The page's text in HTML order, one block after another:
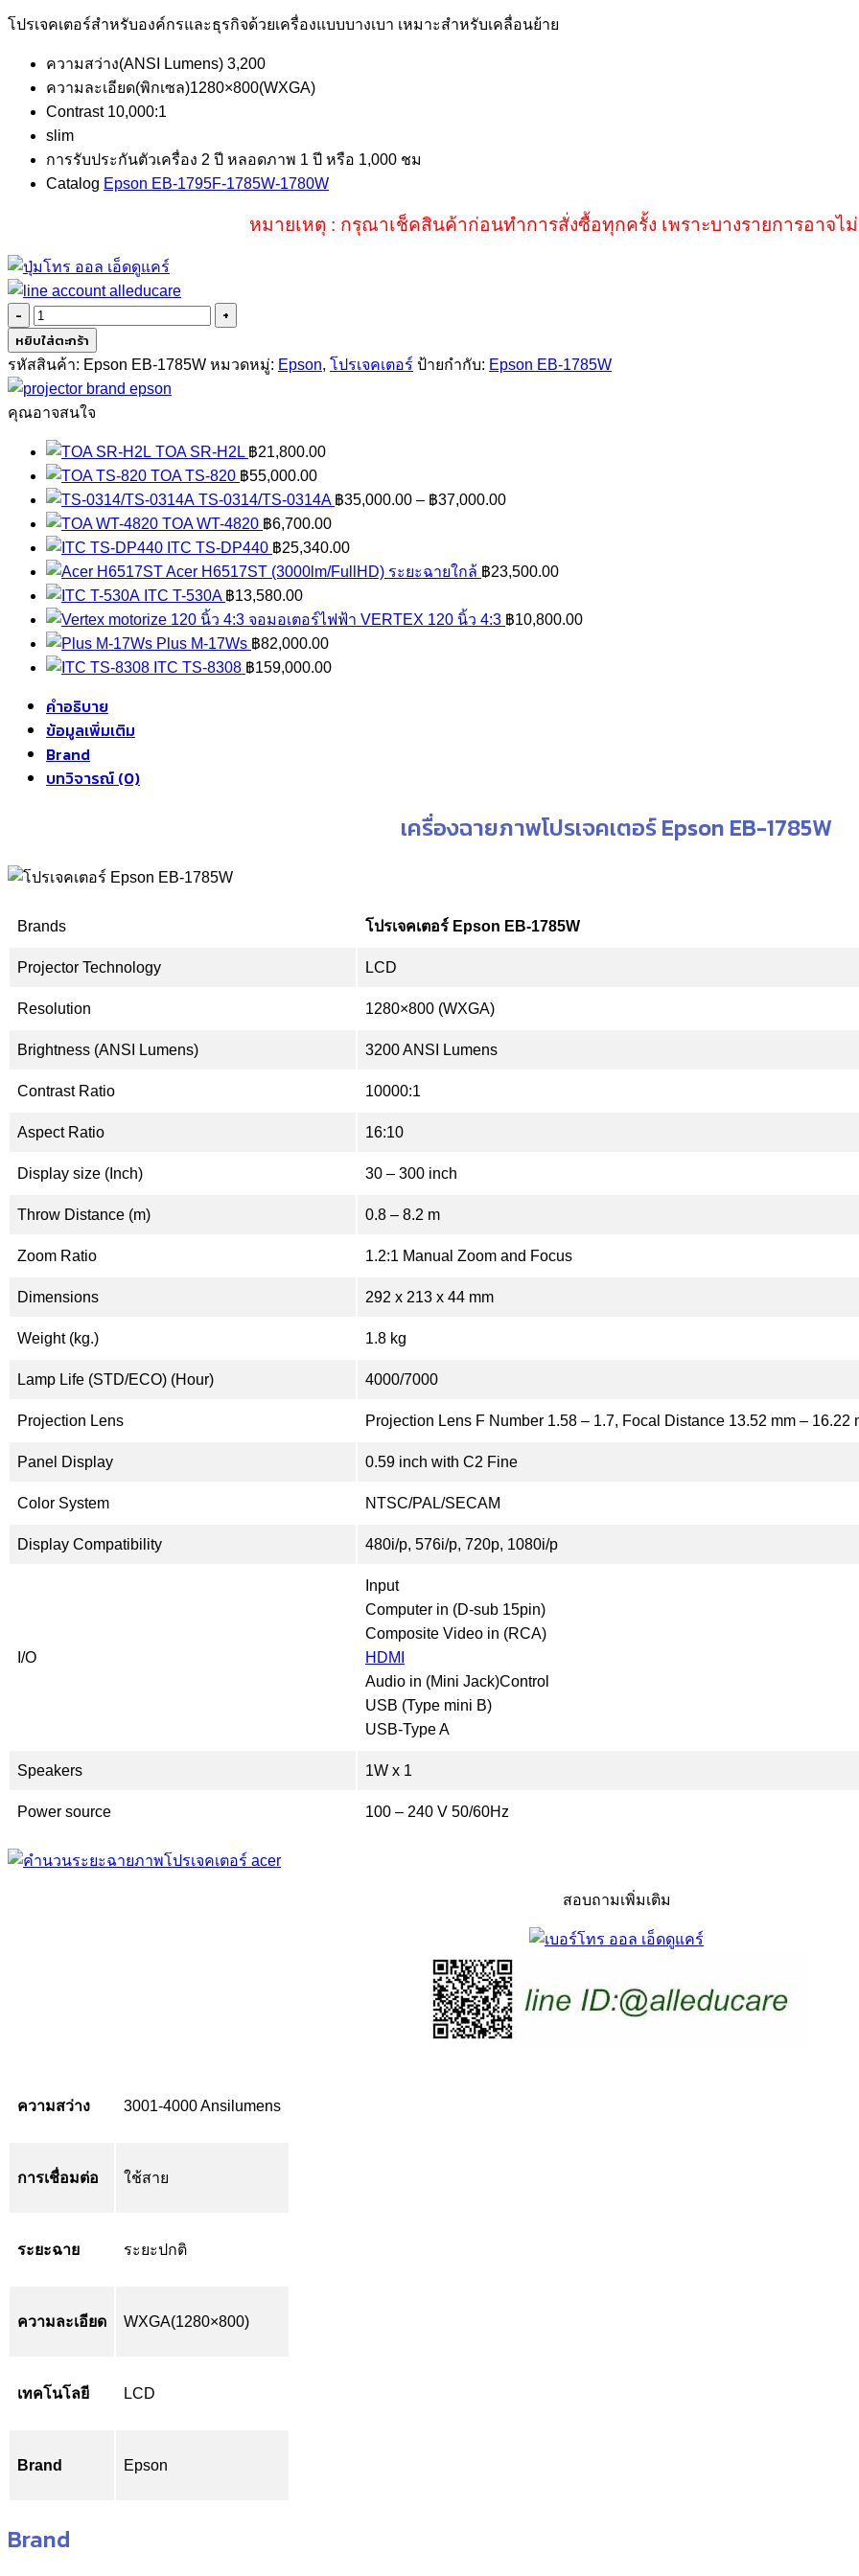
was:
฿39,900.00.
is:
฿33,900.00.
โปรเจคเตอร์สำหรับองค์กรและธุรกิจด้วยเครื่องแบบบางเบา เหมาะสำหรับเคลื่อนย้าย
ความสว่าง(ANSI Lumens) 3,200
ความละเอียด(พิกเซล)1280×800(WXGA)
Contrast 10,000:1
slim
การรับประกันตัวเครื่อง 2 ปี หลอดภาพ 1 ปี หรือ 1,000 ชม
Catalog Epson EB-1795F-1785W-1780W
หมายเหตุ : กรุณาเช็คสินค้าก่อนทำการสั่งซื้อทุกครั้ง เพราะบางรายการอาจ
จำนวน
Epson
EB-
1785W
(3200lm/WXGA)
หยิบใส่ตะกร้า
รหัสสินค้า: Epson EB-1785W หมวดหมู่: Epson, โปรเจคเตอร์ ป้ายกำกับ: Epson EB-1785W
คุณอาจสนใจ
TOA SR-H2L ฿21,800.00
TOA TS-820 ฿55,000.00
TS-0314/TS-0314A ฿35,000.00 – ฿37,000.00Price
through
TOA WT-4820 ฿6,700.00
ITC TS-DP440 ฿25,340.00
Acer H6517ST (3000lm/FullHD) ระยะฉายใกล้ ฿23,500.00
ITC T-530A ฿13,580.00
จอมอเตอร์ไฟฟ้า VERTEX 120 นิ้ว 4:3 ฿10,800.00
Plus M-17Ws ฿82,000.00
ITC TS-8308 ฿159,000.00
คำอธิบาย
ข้อมูลเพิ่มเติม
Brand
บทวิจารณ์ (0)
เครื่องฉายภาพโปรเจคเตอร์ Epson EB-1785W
Brands โปรเจคเตอร์ Epson EB-1785W
Projector Technology LCD
Resolution 1280×800 (WXGA)
Brightness (ANSI Lumens) 3200 ANSI Lumens
Contrast Ratio 10000:1
Aspect Ratio 16:10
Display size (Inch) 30 – 300 inch
Throw Distance (m) 0.8 – 8.2 m
Zoom Ratio 1.2:1 Manual Zoom and Focus
Dimensions 292‎ x 213 x 44 mm
Weight (kg.) 1.8 kg
Lamp Life (STD/ECO) (Hour) 4000/7000
Projection Lens Projection Lens F Number 1.58 – 1.7, Focal Distance 13.52 mm – 16.22
Panel Display 0.59 inch with C2 Fine
Color System NTSC/PAL/SECAM
Display Compatibility 480i/p, 576i/p, 720p, 1080i/p
I/O
Input
Computer in (D-sub 15pin)
Composite Video in (RCA)
HDMI
Audio in (Mini Jack)Control
USB (Type mini B)
USB-Type A
Speakers 1W x 1
Power source 100 – 240 V 50/60Hz
สอบถามเพิ่มเติม
ความสว่าง 3001-4000 Ansilumens
การเชื่อมต่อ ใช้สาย
ระยะฉาย ระยะปกติ
ความละเอียด WXGA(1280×800)
เทคโนโลยี LCD
Brand Epson
Brand